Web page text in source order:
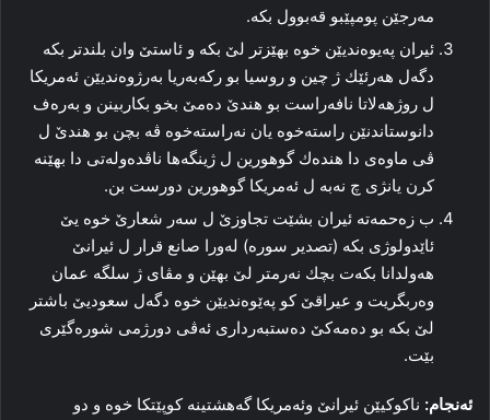
مه‌رجێن پومپێبو قەبوول بكه‌.
ئیران په‌یوه‌ندیێن خوە بهێزتر لێ بكه‌ و ئاستێ وان بلندتر بكه‌
دگه‌ل هه‌رئێك ژ چین و روسیا بو ركه‌به‌ریا به‌رژوه‌ندیێن ئەمریكا
ل روژهه‌لاتا نافه‌راست بو هندێ ده‌مێ بخو بكاربینن و به‌ره‌ف
دانوستاندنێن راسته‌خوە یان نه‌راسته‌خوە ڤه‌ بچن بو هندێ ل
ڤى ماوه‌ى دا هنده‌ك گوهورین ل ژینگه‌ها ناڤده‌وله‌تى دا بهێنه‌
كرن یانژى چ نەبە ل ئەمریكا گوهورین دورست بن.
ب زه‌حمه‌ته‌ ئیران بشێت تجاوزێ ل سه‌ر شعارێ خوە یێ
ئاێدولوژى بكه‌ (تصدیر سوره‌) له‌ورا صانع قرار ل ئیرانێ
هه‌ولدانا بكه‌ت بچك نه‌رمتر لێ بهێن و مڤاى ژ سلگه‌ عمان
وه‌ربگریت و عیراقێ كو په‌ێوه‌ندیێن خوە دگه‌ل سعودیێ باشتر
لێ بكه‌ بو ده‌مه‌كێ ده‌ستبه‌ردارى ئه‌ڤى دورژمى شوره‌گێرى
بێت.
ئه‌نجام: ناكوكیێن ئیرانێ وئەمریكا گه‌هشتینه‌ كوپێتكا خوە و دو